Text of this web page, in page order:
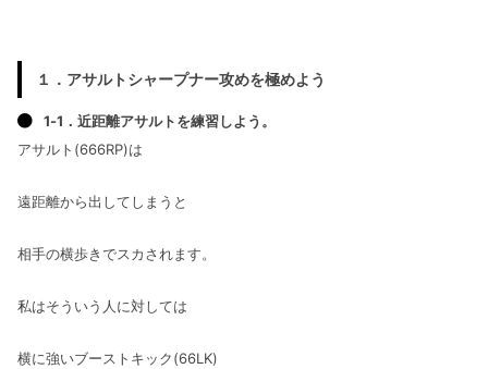
１．アサルトシャープナー攻めを極めよう
1-1．近距離アサルトを練習しよう。
アサルト(666RP)は
遠距離から出してしまうと
相手の横歩きでスカされます。
私はそういう人に対しては
横に強いブーストキック(66LK)